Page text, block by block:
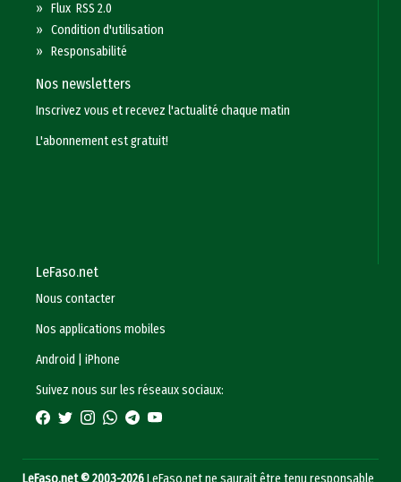
»Flux RSS 2.0
»Condition d'utilisation
»Responsabilité
Nos newsletters
Inscrivez vous et recevez l'actualité chaque matin
L'abonnement est gratuit!
LeFaso.net
Nous contacter
Nos applications mobiles
Android |iPhone
Suivez nous sur les réseaux sociaux: